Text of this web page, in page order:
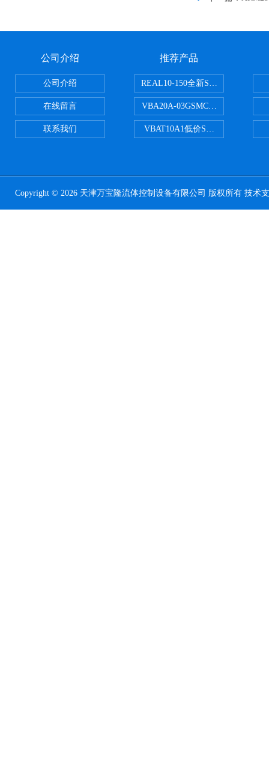
公司介绍
公司介绍
在线留言
联系我们
推荐产品
REAL10-150全新SMC正弦无杆缸
VBA20A-03GSMC增压阀VBA-
VBAT10A1低价SMC储气罐VBAT
Copyright © 2026 天津万宝隆流体控制设备有限公司 版权所有 技术